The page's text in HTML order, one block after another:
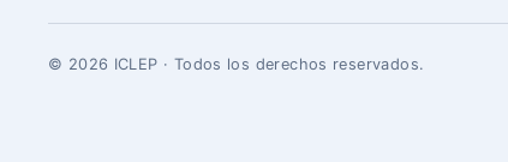
© 2026 ICLEP · Todos los derechos reservados.